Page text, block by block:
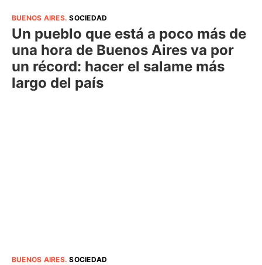
BUENOS AIRES.SOCIEDAD
Un pueblo que está a poco más de
una hora de Buenos Aires va por
un récord: hacer el salame más
largo del país
BUENOS AIRES.SOCIEDAD